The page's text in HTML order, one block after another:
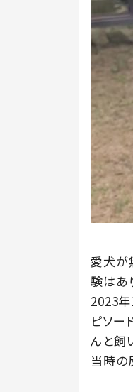
愛犬が
験はあ
2023
ピソー
んと飼
当時の